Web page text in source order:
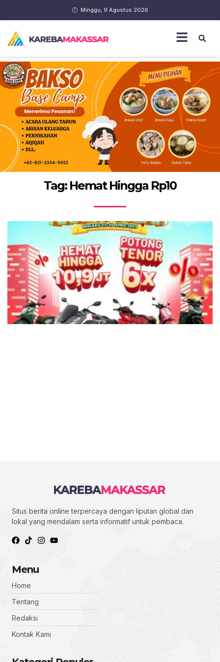
Minggu, 9 Agustus 2026
Tag: Hemat Hingga Rp10
Situs berita online terpercaya dengan liputan global dan
lokal yang mendalam serta informatif untuk pembaca.
Menu
Home
Tentang
Redaksi
Kontak Kami